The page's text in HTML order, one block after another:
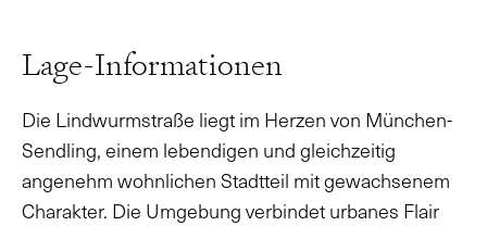
Lage-Informationen
Die Lindwurmstraße liegt im Herzen von München-
Sendling, einem lebendigen und gleichzeitig
angenehm wohnlichen Stadtteil mit gewachsenem
Charakter. Die Umgebung verbindet urbanes Flair